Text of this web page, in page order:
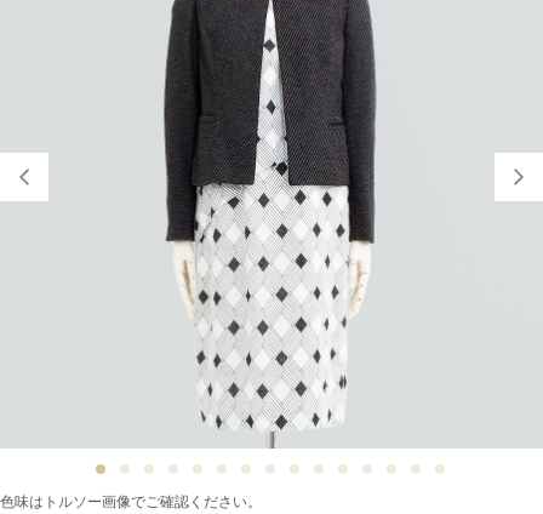
色味はトルソー画像でご確認ください。